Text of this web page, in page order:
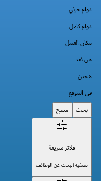
دوام جزئي
دوام كامل
مكان العمل
عن بُعد
هجين
في الموقع
بحث
مسح
فلاتر سريعة
تصفية البحث عن الوظائف